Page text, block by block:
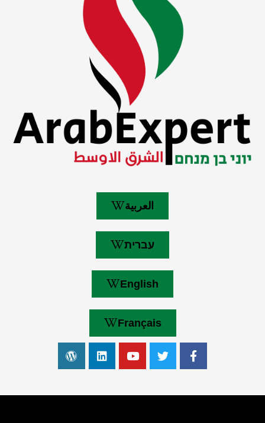
العربية
עברית
English
Français